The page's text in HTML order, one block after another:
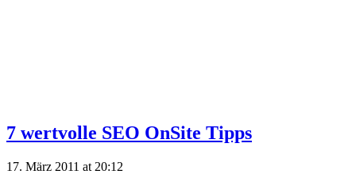
7 wertvolle SEO OnSite Tipps
17. März 2011 at 20:12